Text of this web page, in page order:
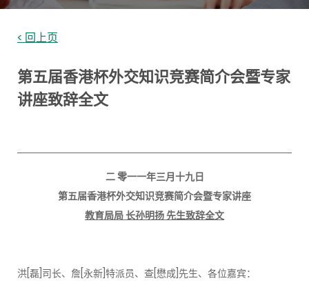
< 回上页
第五届香港杯外交知识竞赛简介会暨专家
讲座致辞全文
二零一一年三月十九日
第五届香港杯外交知识竞赛简介会暨专家讲座
教育局局 长孙明扬 先生致辞全文
洪[磊 司长、詹[永新 特派员、查[懋成 先生、各位嘉宾：